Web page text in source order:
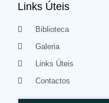
Links Úteis
Biblioteca
Galeria
Links Úteis
Contactos